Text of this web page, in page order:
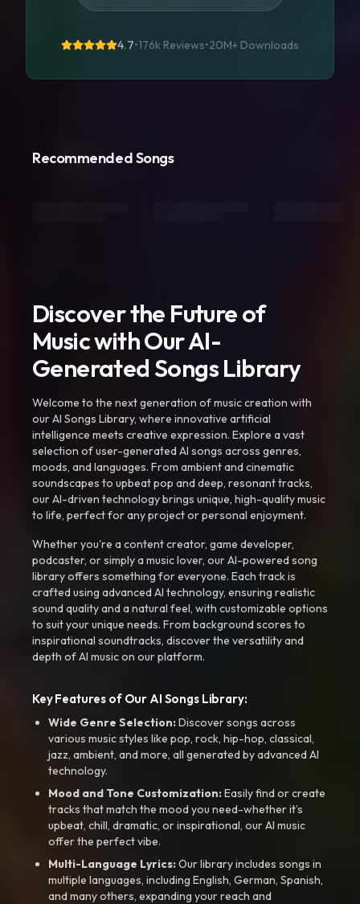
4.7•176k Reviews•20M+ Downloads
Recommended Songs
Discover the Future of
Music with Our AI-
Generated Songs Library
Welcome to the next generation of music creation with
our AI Songs Library, where innovative artificial
intelligence meets creative expression. Explore a vast
selection of user-generated AI songs across genres,
moods, and languages. From ambient and cinematic
soundscapes to upbeat pop and deep, resonant tracks,
our AI-driven technology brings unique, high-quality music
to life, perfect for any project or personal enjoyment.
Whether you're a content creator, game developer,
podcaster, or simply a music lover, our AI-powered song
library offers something for everyone. Each track is
crafted using advanced AI technology, ensuring realistic
sound quality and a natural feel, with customizable options
to suit your unique needs. From background scores to
inspirational soundtracks, discover the versatility and
depth of AI music on our platform.
Key Features of Our AI Songs Library:
Wide Genre Selection:Discover songs across
various music styles like pop, rock, hip-hop, classical,
jazz, ambient, and more, all generated by advanced AI
technology.
Mood and Tone Customization:Easily find or create
tracks that match the mood you need-whether it’s
upbeat, chill, dramatic, or inspirational, our AI music
offer the perfect vibe.
Multi-Language Lyrics:Our library includes songs in
multiple languages, including English, German, Spanish,
and many others, expanding your reach and